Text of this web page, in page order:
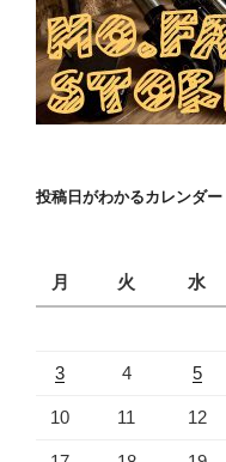
投稿日がわかるカレンダー
月
火 水
3 4 5
10 11 12